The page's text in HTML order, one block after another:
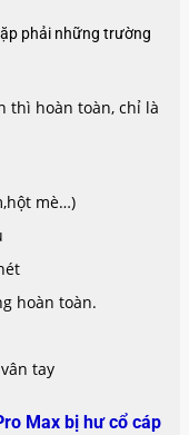
phải những trường
thì hoàn toàn, chỉ là
mè…)
hoàn toàn.
tay
Max bị hư cổ cáp